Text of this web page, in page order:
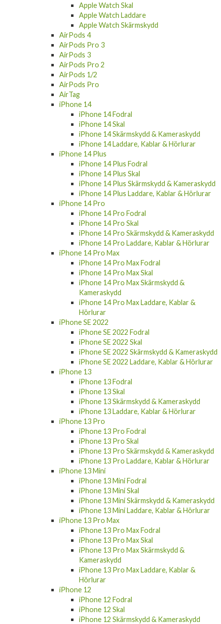
Apple Watch Skal
Apple Watch Laddare
Apple Watch Skärmskydd
AirPods 4
AirPods Pro 3
AirPods 3
AirPods Pro 2
AirPods 1/2
AirPods Pro
AirTag
iPhone 14
iPhone 14 Fodral
iPhone 14 Skal
iPhone 14 Skärmskydd & Kameraskydd
iPhone 14 Laddare, Kablar & Hörlurar
iPhone 14 Plus
iPhone 14 Plus Fodral
iPhone 14 Plus Skal
iPhone 14 Plus Skärmskydd & Kameraskydd
iPhone 14 Plus Laddare, Kablar & Hörlurar
iPhone 14 Pro
iPhone 14 Pro Fodral
iPhone 14 Pro Skal
iPhone 14 Pro Skärmskydd & Kameraskydd
iPhone 14 Pro Laddare, Kablar & Hörlurar
iPhone 14 Pro Max
iPhone 14 Pro Max Fodral
iPhone 14 Pro Max Skal
iPhone 14 Pro Max Skärmskydd &
Kameraskydd
iPhone 14 Pro Max Laddare, Kablar &
Hörlurar
iPhone SE 2022
iPhone SE 2022 Fodral
iPhone SE 2022 Skal
iPhone SE 2022 Skärmskydd & Kameraskydd
iPhone SE 2022 Laddare, Kablar & Hörlurar
iPhone 13
iPhone 13 Fodral
iPhone 13 Skal
iPhone 13 Skärmskydd & Kameraskydd
iPhone 13 Laddare, Kablar & Hörlurar
iPhone 13 Pro
iPhone 13 Pro Fodral
iPhone 13 Pro Skal
iPhone 13 Pro Skärmskydd & Kameraskydd
iPhone 13 Pro Laddare, Kablar & Hörlurar
iPhone 13 Mini
iPhone 13 Mini Fodral
iPhone 13 Mini Skal
iPhone 13 Mini Skärmskydd & Kameraskydd
iPhone 13 Mini Laddare, Kablar & Hörlurar
iPhone 13 Pro Max
iPhone 13 Pro Max Fodral
iPhone 13 Pro Max Skal
iPhone 13 Pro Max Skärmskydd &
Kameraskydd
iPhone 13 Pro Max Laddare, Kablar &
Hörlurar
iPhone 12
iPhone 12 Fodral
iPhone 12 Skal
iPhone 12 Skärmskydd & Kameraskydd